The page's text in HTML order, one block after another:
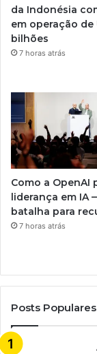
da Indonésia
em operação de
bilhões
7 horas atrás
Como a OpenAI
liderança em IA
batalha para
7 horas atrás
Posts Populares